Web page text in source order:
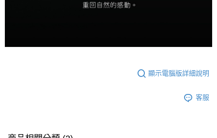
顯示電腦版詳細說明
客服